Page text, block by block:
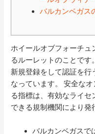
バルカンベガス
ホイールオブフォーチュ
るルーレットのことです
新規登録をして認証を行
なっています。 安全な
る指標は、有効なライ
できる規制機関により発
バルカンベガスで